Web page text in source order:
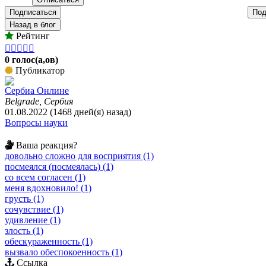
Подписаться
Назад в блог
Рейтинг
    
0 голос(а,ов)
Публикатор
Сербиа Онлине
Belgrade, Сербия
01.08.2022 (1468 дней(я) назад)
Вопросы науки
Ваша реакция?
довольно сложно для восприятия (1)
посмеялся (посмеялась) (1)
со всем согласен (1)
меня вдохновило! (1)
грусть (1)
сочувствие (1)
удивление (1)
злость (1)
обескураженность (1)
вызвало обеспокоенность (1)
Ссылка